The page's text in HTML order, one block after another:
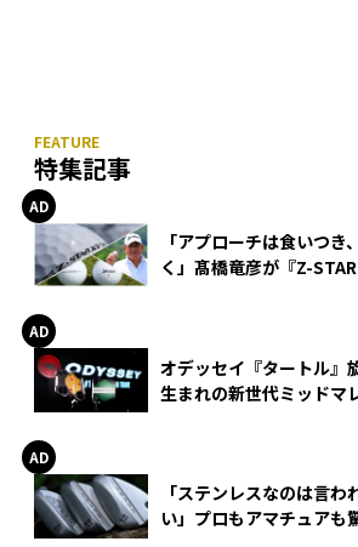
特集記事
「アプローチは食いつき
く」髙橋竜彦が『Z-
オデッセイ『タートル』
生まれの新世代ミッドマ
「ステンレスなのは言
い」プロもアマチュアも